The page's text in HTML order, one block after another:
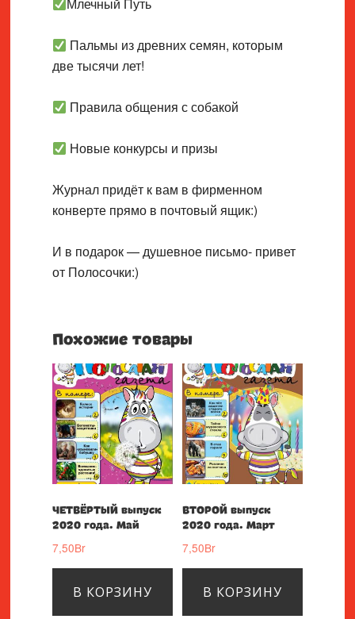
Млечный Путь
Пальмы из древних семян, которым
две тысячи лет!
Правила общения с собакой
Новые конкурсы и призы
Журнал придёт к вам в фирменном
конверте прямо в почтовый ящик:)
И в подарок — душевное письмо- привет
от Полосочки:)
Похожие товары
ЧЕТВЁРТЫЙ выпуск
2020 года. Май
7,50Br
В КОРЗИНУ
ВТОРОЙ выпуск
2020 года. Март
7,50Br
В КОРЗИНУ